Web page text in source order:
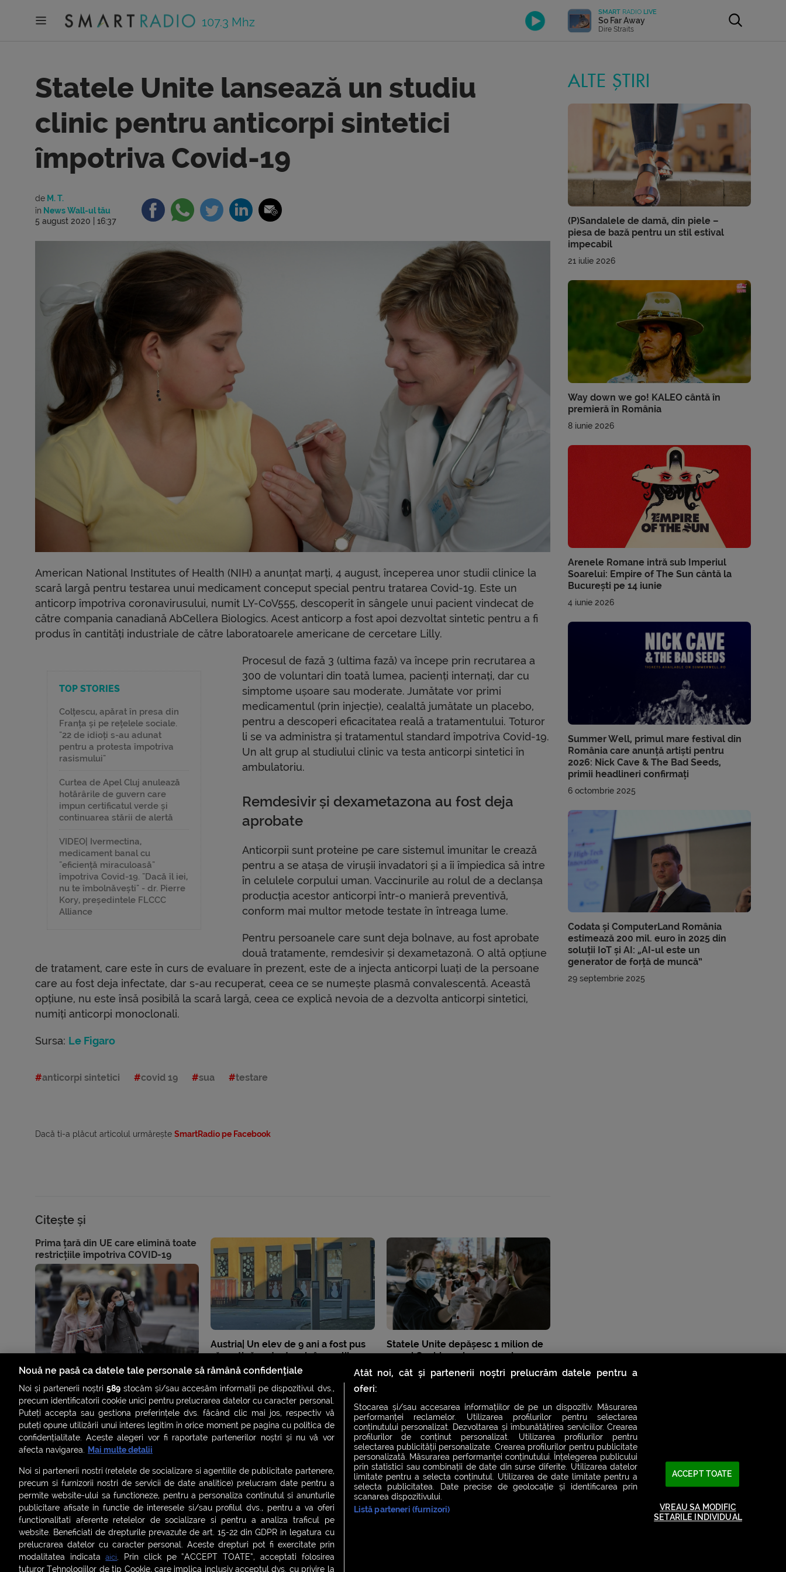
107.3 Mhz
SMART RADIO LIVE
So Far Away
Dire Straits
Statele Unite lansează un studiu
clinic pentru anticorpi sintetici
împotriva Covid-19
de M. T.
în News Wall-ul tău
5 august 2020 | 16:37
American National Institutes of Health (NIH) a anunțat marți, 4 august, începerea unor studii clinice la
scară largă pentru testarea unui medicament conceput special pentru tratarea Covid-19. Este un
anticorp împotriva coronavirusului, numit LY-CoV555, descoperit în sângele unui pacient vindecat de
către compania canadiană AbCellera Biologics. Acest anticorp a fost apoi dezvoltat sintetic pentru a fi
produs în cantități industriale de către laboratoarele americane de cercetare Lilly.
TOP STORIES
Colțescu, apărat în presa din
Franța și pe rețelele sociale.
"22 de idioți s-au adunat
pentru a protesta împotriva
rasismului"
Curtea de Apel Cluj anulează
hotărârile de guvern care
impun certificatul verde și
continuarea stării de alertă
VIDEO| Ivermectina,
medicament banal cu
"eficiență miraculoasă"
împotriva Covid-19. "Dacă îl iei,
nu te îmbolnăvești" - dr. Pierre
Kory, președintele FLCCC
Alliance
Procesul de fază 3 (ultima fază) va începe prin recrutarea a
300 de voluntari din toată lumea, pacienți internați, dar cu
simptome ușoare sau moderate. Jumătate vor primi
medicamentul (prin injecție), cealaltă jumătate un placebo,
pentru a descoperi eficacitatea reală a tratamentului. Toturor
li se va administra și tratamentul standard împotriva Covid-19.
Un alt grup al studiului clinic va testa anticorpi sintetici în
ambulatoriu.
Remdesivir și dexametazona au fost deja
aprobate
Anticorpii sunt proteine ​​pe care sistemul imunitar le crează
pentru a se atașa de virușii invadatori și a îi împiedica să intre
în celulele corpului uman. Vaccinurile au rolul de a declanșa
producția acestor anticorpi într-o manieră preventivă,
conform mai multor metode testate în întreaga lume.
Pentru persoanele care sunt deja bolnave, au fost aprobate
două tratamente, remdesivir și dexametazonă. O altă opțiune
de tratament, care este în curs de evaluare în prezent, este de a injecta anticorpi luați de la persoane
care au fost deja infectate, dar s-au recuperat, ceea ce se numește plasmă convalescentă. Această
opțiune, nu este însă posibilă la scară largă, ceea ce explică nevoia de a dezvolta anticorpi sintetici,
numiți anticorpi monoclonali.
Sursa: Le Figaro
anticorpi sintetici covid 19 sua testare
Dacă ti-a plăcut articolul urmărește SmartRadio pe Facebook
Citește și
Prima țară din UE care elimină toate
restricțiile împotriva COVID-19
Austria| Un elev de 9 ani a fost pus
să susțină un test scris în aer liber,
la -1°C, pentru că nu avea mască
Statele Unite depășesc 1 milion de
cazuri Covid pe zi, un record
mondial
ALTE ȘTIRI
(P)Sandalele de damă, din piele –
piesa de bază pentru un stil estival
impecabil
21 iulie 2026
Way down we go! KALEO cântă în
premieră în România
8 iunie 2026
Arenele Romane intră sub Imperiul
Soarelui: Empire of The Sun cântă la
București pe 14 iunie
4 iunie 2026
Summer Well, primul mare festival din
România care anunță artiști pentru
2026: Nick Cave & The Bad Seeds,
primii headlineri confirmați
6 octombrie 2025
Codata și ComputerLand România
estimează 200 mil. euro în 2025 din
soluții IoT și AI: „AI-ul este un
generator de forță de muncă”
29 septembrie 2025
ȘTIRI SMART SHORTS LIVE FEVER BRUNCH FEVER NIGHT FEVER
LIVE FEVER CONCERT
ASCULTĂ ACUM RADIOURILE SMART
| Politica de confidențialitate Politica de cookies
Nouă ne pasă ca datele tale personale să rămână confidențiale
Noi și partenerii noștri589 stocăm și/sau accesăm informații pe dispozitivul dvs.,
precum identificatorii cookie unici pentru prelucrarea datelor cu caracter personal.
Puteți accepta sau gestiona preferințele dvs. făcând clic mai jos, respectiv vă
puteți opune utilizării unui interes legitim în orice moment pe pagina cu politica de
confidențialitate. Aceste alegeri vor fi raportate partenerilor noștri și nu vă vor
afecta navigarea. Mai multe detalii
Noi si partenerii nostri (retelele de socializare si agentiile de publicitate partenere,
precum si furnizorii nostri de servicii de date analitice) prelucram date pentru a
permite website-ului sa functioneze, pentru a personaliza continutul si anunturile
publicitare afisate in functie de interesele si/sau profilul dvs., pentru a va oferi
functionalitati aferente retelelor de socializare si pentru a analiza traficul pe
website. Beneficiati de drepturile prevazute de art. 15-22 din GDPR in legatura cu
prelucrarea datelor cu caracter personal. Aceste drepturi pot fi exercitate prin
modalitatea indicataaici. Prin click pe “ACCEPT TOATE”, acceptati folosirea
tuturor Tehnologiilor de tip Cookie, care implica inclusiv acceptul dvs. cu privire la
Atât noi, cât și partenerii noștri prelucrăm datele pentru a
oferi:
Stocarea și/sau accesarea informațiilor de pe un dispozitiv. Măsurarea
performanței reclamelor. Utilizarea profilurilor pentru selectarea
conținutului personalizat. Dezvoltarea și îmbunătățirea serviciilor. Crearea
profilurilor de conținut personalizat. Utilizarea profilurilor pentru
selectarea publicității personalizate. Crearea profilurilor pentru publicitate
personalizată. Măsurarea performanței conținutului. Înțelegerea publicului
prin statistici sau combinații de date din surse diferite. Utilizarea datelor
limitate pentru a selecta conținutul. Utilizarea de date limitate pentru a
selecta publicitatea. Date precise de geolocație și identificarea prin
scanarea dispozitivului.
Listă parteneri (furnizori)
ACCEPT TOATE
VREAU SA MODIFIC
SETARILE INDIVIDUAL